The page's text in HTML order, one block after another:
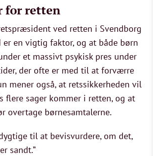
for retten
ved retten i Svendborg
en vigtig faktor, og at både børn
et massivt psykisk pres under
der ofte er med til at forværre
mener også, at retssikkerheden vil
flere sager kommer i retten, og at
overtage børnesamtalerne.
til at bevisvurdere, om det,
sandt.”